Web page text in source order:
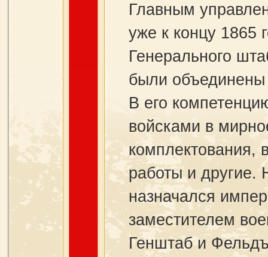
Главным
уже к концу 1865
Генерального
были
В его
войсками в
комплектования,
работы и другие.
назначался
заместителем
Генштаб и